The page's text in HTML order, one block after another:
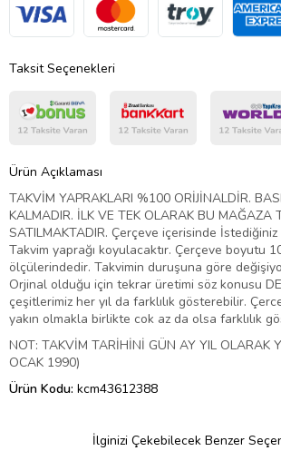
Taksit Seçenekleri
Ürün Açıklaması
TAKVİM YAPRAKLARI %100 ORİJİNALDİR.
KALMADIR. İLK VE TEK OLARAK BU MAĞAZA
SATILMAKTADIR. Çerçeve içerisinde
Takvim yaprağı koyulacaktır. Çerçeve boyutu
ölçülerindedir. Takvimin duruşuna göre
Orjinal olduğu için tekrar üretimi söz konusu
çeşitlerimiz her yıl da farklılık gösterebilir.
yakın olmakla birlikte cok az da olsa farklılık
NOT: TAKVİM TARİHİNİ GÜN AY YIL OLARAK
OCAK 1990)
Ürün Kodu: kcm43612388
İlginizi Çekebilecek Benzer